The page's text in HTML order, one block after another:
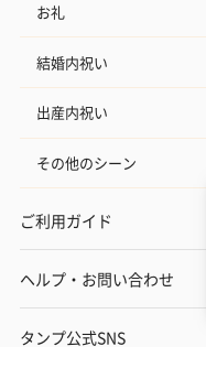
お礼
結婚内祝い
出産内祝い
その他のシーン
ご利用ガイド
ヘルプ・お問い合わせ
タンプ公式SNS